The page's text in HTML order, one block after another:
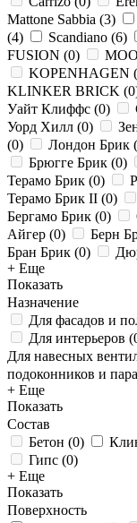
Mattone Sabbia (3)
(4) Scandiano (6)
FUSION (0)
KOPENHAGEN (
KLINKER BRICK (0
Уайт Клиффс (0)
Уорд Хилл (0)
(0) Лондон Брик (
Брюгге Брик (0)
Терамо Брик (0)
Терамо Брик II (0)
Бергамо Брик (0)
Айгер (0) Берн
Бран Брик (0)
+ Еще
Показать
Назначение
Для фасадов и
Для интерьеров (
Для навесных
подоконников и
+ Еще
Показать
Состав
Бетон (0)
Гипс (0)
+ Еще
Показать
Поверхность